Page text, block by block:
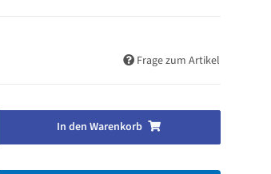
Frage zum Artikel
In den Warenkorb